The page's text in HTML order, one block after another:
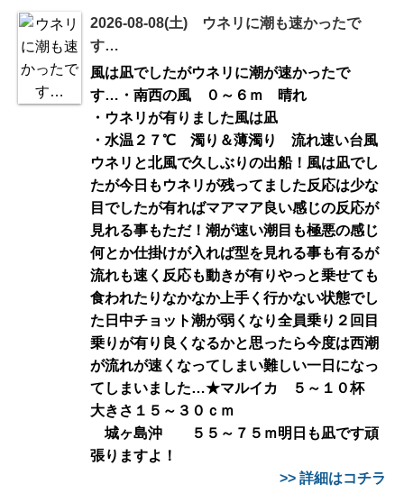
2026-08-08(土) ウネリに潮も速かったで
す…
風は凪でしたがウネリに潮が速かったで
す…・南西の風 ０～６ｍ 晴れ
・ウネリが有りました風は凪
・水温２７℃ 濁り＆薄濁り 流れ速い台風
ウネリと北風で久しぶりの出船！風は凪でし
たが今日もウネリが残ってました反応は少な
目でしたが有ればマアマア良い感じの反応が
見れる事もただ！潮が速い潮目も極悪の感じ
何とか仕掛けが入れば型を見れる事も有るが
流れも速く反応も動きが有りやっと乗せても
食われたりなかなか上手く行かない状態でし
た日中チョット潮が弱くなり全員乗り２回目
乗りが有り良くなるかと思ったら今度は西潮
が流れが速くなってしまい難しい一日になっ
てしまいました…★マルイカ ５～１０杯
大きさ１５～３０ｃｍ
城ヶ島沖 ５５～７５ｍ明日も凪です頑
張りますよ！
>> 詳細はコチラ